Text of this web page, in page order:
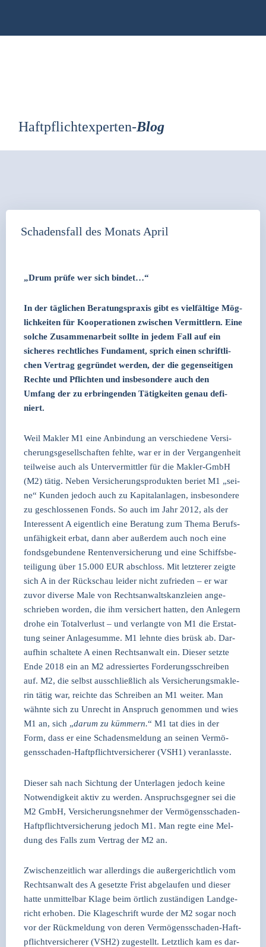
Haftpflichtexperten-Blog
Schadensfall des Monats April
„Drum prü­fe wer sich bin­det…“
In der täg­li­chen Bera­tungs­pra­xis gibt es viel­fäl­ti­ge Mög­
lich­kei­ten für Koope­ra­tio­nen zwi­schen Ver­mitt­lern. Eine
sol­che Zusam­men­ar­beit soll­te in jedem Fall auf ein
siche­res recht­li­ches Fun­da­ment, sprich einen schrift­li­
chen Ver­trag gegrün­det wer­den, der die gegen­sei­ti­gen
Rech­te und Pflich­ten und ins­be­son­de­re auch den
Umfang der zu erbrin­gen­den Tätig­kei­ten genau defi­
niert.
Weil Mak­ler M1 eine Anbin­dung an ver­schie­de­ne Ver­si­
che­rungs­ge­sell­schaf­ten fehl­te, war er in der Ver­gan­gen­heit
teil­wei­se auch als Unter­ver­mitt­ler für die Mak­ler-GmbH
(M2) tätig. Neben Ver­si­che­rungs­pro­duk­ten beriet M1 „sei­
ne“ Kun­den jedoch auch zu Kapi­tal­an­la­gen, ins­be­son­de­re
zu geschlos­se­nen Fonds. So auch im Jahr 2012, als der
Inter­es­sent A eigent­lich eine Bera­tung zum The­ma Berufs­
un­fä­hig­keit erbat, dann aber außer­dem auch noch eine
fonds­ge­bun­de­ne Ren­ten­ver­si­che­rung und eine Schiffs­be­
tei­li­gung über 15.000 EUR abschloss. Mit letz­te­rer zeig­te
sich A in der Rück­schau lei­der nicht zufrie­den – er war
zuvor diver­se Male von Rechts­an­walts­kanz­lei­en ange­
schrie­ben wor­den, die ihm ver­si­chert hat­ten, den Anle­gern
dro­he ein Total­ver­lust – und ver­lang­te von M1 die Erstat­
tung sei­ner Anla­ge­sum­me. M1 lehn­te dies brüsk ab. Dar­
auf­hin schal­te­te A einen Rechts­an­walt ein. Die­ser setz­te
Ende 2018 ein an M2 adres­sier­tes For­de­rungs­schrei­ben
auf. M2, die selbst aus­schließ­lich als Ver­si­che­rungs­mak­le­
rin tätig war, reich­te das Schrei­ben an M1 wei­ter. Man
wähn­te sich zu Unrecht in Anspruch genom­men und wies
M1 an, sich „dar­um zu küm­mern.“ M1 tat dies in der
Form, dass er eine Scha­dens­mel­dung an sei­nen Ver­mö­
gens­scha­den-Haft­pflicht­ver­si­che­rer (VSH1) ver­an­lass­te.
Die­ser sah nach Sich­tung der Unter­la­gen jedoch kei­ne
Not­wen­dig­keit aktiv zu wer­den. Anspruchs­geg­ner sei die
M2 GmbH, Ver­si­che­rungs­neh­mer der Ver­mö­gens­scha­den-
Haft­pflicht­ver­si­che­rung jedoch M1. Man reg­te eine Mel­
dung des Falls zum Ver­trag der M2 an.
Zwi­schen­zeit­lich war aller­dings die außer­ge­richt­lich vom
Rechts­an­walt des A gesetz­te Frist abge­lau­fen und die­ser
hat­te unmit­tel­bar Kla­ge beim ört­lich zustän­di­gen Land­ge­
richt erho­ben. Die Kla­ge­schrift wur­de der M2 sogar noch
vor der Rück­mel­dung von deren Ver­mö­gens­scha­den-Haft­
pflicht­ver­si­che­rer (VSH2) zuge­stellt. Letzt­lich kam es dar­